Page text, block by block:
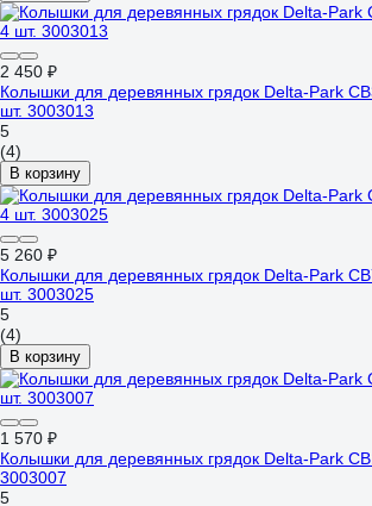
2 450 ₽
Колышки для деревянных грядок Delta-Park
шт. 3003013
5
(4)
В корзину
5 260 ₽
Колышки для деревянных грядок Delta-Park
шт. 3003025
5
(4)
В корзину
1 570 ₽
Колышки для деревянных грядок Delta-Park
3003007
5